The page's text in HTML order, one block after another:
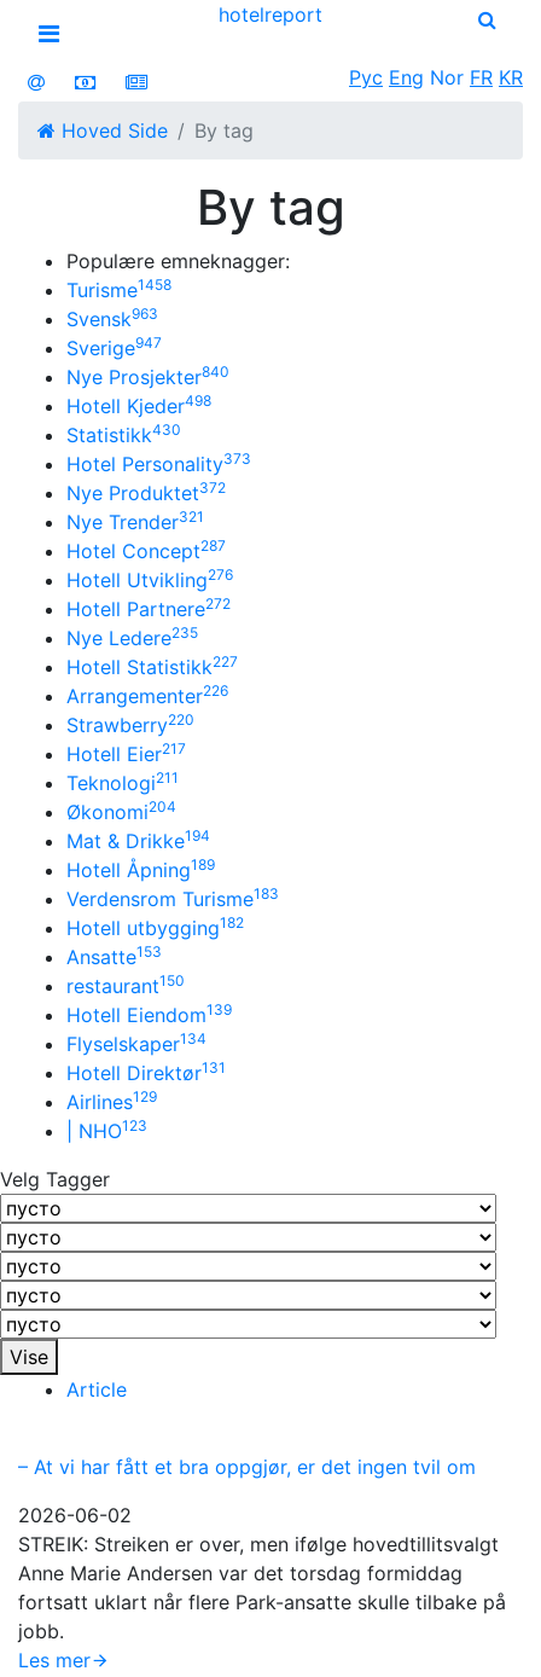
Open menu
hotelreport
Рус Eng Nor FR KR
Hoved Side By tag
By tag
Populære emneknagger:
Turisme1458
Svensk963
Sverige947
Nye Prosjekter840
Hotell Kjeder498
Statistikk430
Hotel Personality373
Nye Produktet372
Nye Trender321
Hotel Concept287
Hotell Utvikling276
Hotell Partnere272
Nye Ledere235
Hotell Statistikk227
Arrangementer226
Strawberry220
Hotell Eier217
Teknologi211
Økonomi204
Mat & Drikke194
Hotell Åpning189
Verdensrom Turisme183
Hotell utbygging182
Ansatte153
restaurant150
Hotell Eiendom139
Flyselskaper134
Hotell Direktør131
Airlines129
| NHO123
Velg Tagger
Vise
Article
– At vi har fått et bra oppgjør, er det ingen tvil om
2026-06-02
STREIK: Streiken er over, men ifølge hovedtillitsvalgt
Anne Marie Andersen var det torsdag formiddag
fortsatt uklart når flere Park-ansatte skulle tilbake på
jobb.
Les mer